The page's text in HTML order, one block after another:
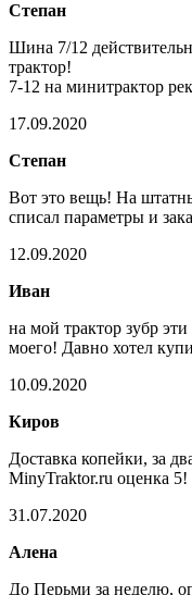
Степан
Шина 7/12
трактор!
7-12 на минитрактор
17.09.2020
Степан
Вот это вещь! На
списал параметры и
12.09.2020
Иван
на мой трактор зубр
моего! Давно хотел
10.09.2020
Киров
Доставка копейки, за
MinyTraktor.ru оценка 5!
31.07.2020
Алена
До Перьми за неделю,